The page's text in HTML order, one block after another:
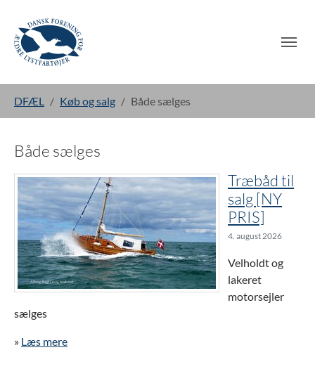
DFÆL Køb og salg Både sælges
Både sælges
Træbåd til
salg [NY
PRIS]
4. august 2026
Velholdt og
lakeret
motorsejler
sælges
» Læs mere